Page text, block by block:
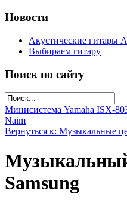
Новости
Акустические гитары
Выбираем гитару
Поиск по сайту
Минисистема Yamaha ISX-
Naim
Вернуться к: Музыкальные
Samsung